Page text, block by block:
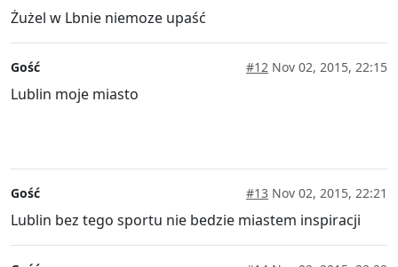
Żużel w Lbnie niemoze upaść
Gość #12 Nov 02, 2015, 22:15
Lublin moje miasto
Gość #13 Nov 02, 2015, 22:21
Lublin bez tego sportu nie bedzie miastem inspiracji